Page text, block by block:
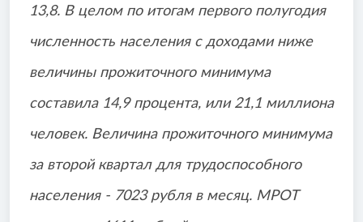
13,8. В целом по итогам первого полугодия
численность населения с доходами ниже
величины прожиточного минимума
составила 14,9 процента, или 21,1 миллиона
человек. Величина прожиточного минимума
за второй квартал для трудоспособного
населения - 7023 рубля в месяц. МРОТ